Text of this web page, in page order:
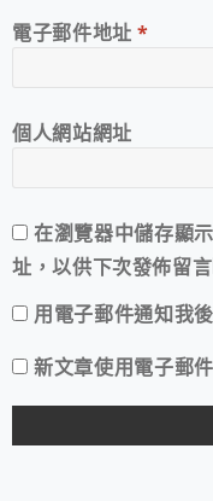
電子郵件地址*
個人網站網址
在瀏覽器中儲存顯
址，以供下次發佈留
用電子郵件通知我
新文章使用電子郵